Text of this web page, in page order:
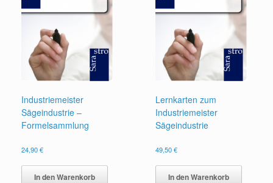
Industriemeister
Sägeindustrie –
Formelsammlung
24,90€
In den Warenkorb
Lernkarten zum
Industriemeister
Sägeindustrie
49,50€
In den Warenkorb